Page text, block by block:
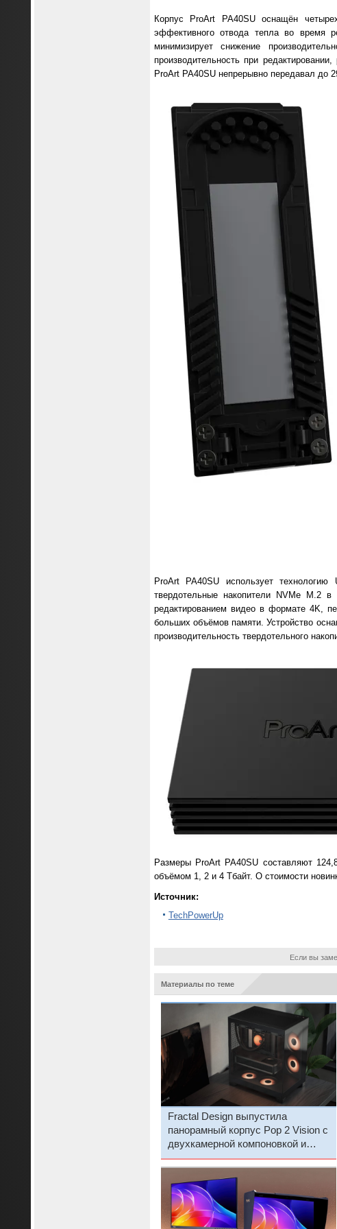
Корпус ProArt PA40SU оснащён
эффективного отвода тепла во время
минимизирует снижение
производительность при
ProArt PA40SU непрерывно передавал до
ProArt PA40SU использует
твердотельные накопители NVMe M.2
редактированием видео в формате 4K,
больших объёмов памяти. Устройство
производительность твердотельного
Размеры ProArt PA40SU составляют
объёмом 1, 2 и 4 Тбайт. О стоимости
Источник:
TechPowerUp
Если вы
Материалы по теме
Fractal Design выпустила
панорамный корпус Pop 2 Vision с
двухкамерной компоновкой и
реверсивными вентиляторами